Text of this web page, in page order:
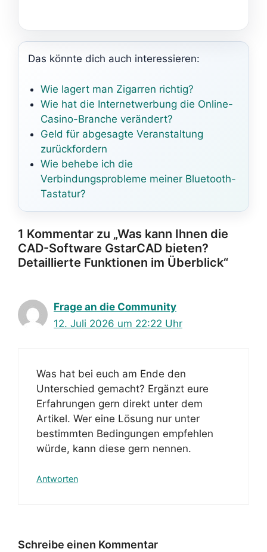
Das könnte dich auch interessieren:
Wie lagert man Zigarren richtig?
Wie hat die Internetwerbung die Online-
Casino-Branche verändert?
Geld für abgesagte Veranstaltung
zurückfordern
Wie behebe ich die
Verbindungsprobleme meiner Bluetooth-
Tastatur?
1 Kommentar zu „Was kann Ihnen die
CAD-Software GstarCAD bieten?
Detaillierte Funktionen im Überblick“
Frage an die Community
12. Juli 2026 um 22:22 Uhr
Was hat bei euch am Ende den
Unterschied gemacht? Ergänzt eure
Erfahrungen gern direkt unter dem
Artikel. Wer eine Lösung nur unter
bestimmten Bedingungen empfehlen
würde, kann diese gern nennen.
Antworten
Schreibe einen Kommentar